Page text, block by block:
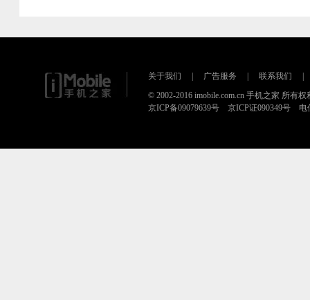
关于我们 广告服务 联系我们
© 2002-2016 imobile.com.cn 手机之家 所有权
京ICP备09079639号 京ICP证090349号 电